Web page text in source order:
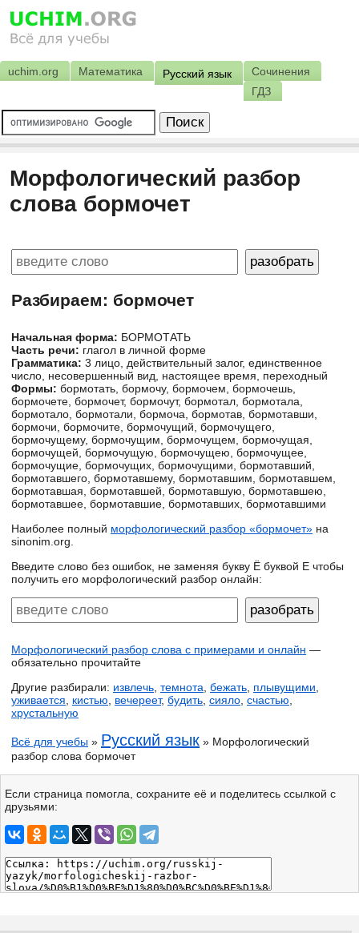
uchim.org Математика Русский язык
Сочинения
ГДЗ
Морфологический разбор
слова бормочет
Разбираем: бормочет
Начальная форма: БОРМОТАТЬ
Часть речи: глагол в личной форме
Грамматика: 3 лицо, действительный залог, единственное
число, несовершенный вид, настоящее время, переходный
Формы: бормотать, бормочу, бормочем, бормочешь,
бормочете, бормочет, бормочут, бормотал, бормотала,
бормотало, бормотали, бормоча, бормотав, бормотавши,
бормочи, бормочите, бормочущий, бормочущего,
бормочущему, бормочущим, бормочущем, бормочущая,
бормочущей, бормочущую, бормочущею, бормочущее,
бормочущие, бормочущих, бормочущими, бормотавший,
бормотавшего, бормотавшему, бормотавшим, бормотавшем,
бормотавшая, бормотавшей, бормотавшую, бормотавшею,
бормотавшее, бормотавшие, бормотавших, бормотавшими
Наиболее полный морфологический разбор «бормочет» на
sinonim.org.
Введите слово без ошибок, не заменяя букву Ё буквой Е чтобы
получить его морфологический разбор онлайн:
Морфологический разбор слова с примерами и онлайн —
обязательно прочитайте
Другие разбирали: извлечь темнота бежать плывущими
уживается
кистью вечереет, будить сияло счастью
хрустальную
Всё для учебы » Русский язык » Морфологический
разбор слова бормочет
Если страница помогла, сохраните её и поделитесь ссылкой с
друзьями: